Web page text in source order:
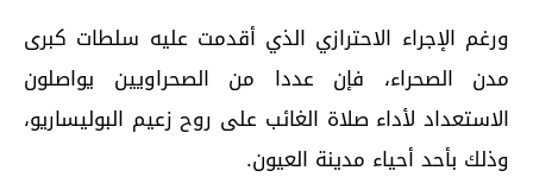
ورغم الإجراء الاحترازي الذي أقدمت عليه سلطات كبرى
مدن الصحراء، فإن عددا من الصحراويين يواصلون
الاستعداد لأداء صلاة الغائب على روح زعيم البوليساريو،
وذلك بأحد أحياء مدينة العيون.